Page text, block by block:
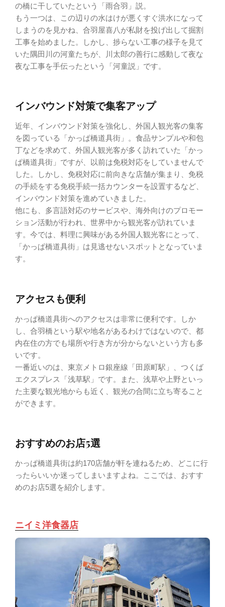
の橋に干していたという「雨合羽」説。
もう一つは、この辺りの水はけが悪くすぐ洪水になって
しまうのを見かね、合羽屋喜八が私財を投げ出して掘割
工事を始めました。しかし、捗らない工事の様子を見て
いた隅田川の河童たちが、川太郎の善行に感動して夜な
夜な工事を手伝ったという「河童説」です。
インバウンド対策で集客アップ
近年、インバウンド対策を強化し、外国人観光客の集客
を図っている「かっぱ橋道具街」。食品サンプルや和包
丁などを求めて、外国人観光客が多く訪れていた「かっ
ぱ橋道具街」ですが、以前は免税対応をしていませんで
した。しかし、免税対応に前向きな店舗が集まり、免税
の手続をする免税手続一括カウンターを設置するなど、
インバウンド対策を進めていきました。
他にも、多言語対応のサービスや、海外向けのプロモー
ション活動が行われ、世界中から観光客が訪れていま
す。今では、料理に興味がある外国人観光客にとって、
「かっぱ橋道具街」は見逃せないスポットとなっていま
す。
アクセスも便利
かっぱ橋道具街へのアクセスは非常に便利です。しか
し、合羽橋という駅や地名があるわけではないので、都
内在住の方でも場所や行き方が分からないという方も多
いです。
一番近いのは、東京メトロ銀座線「田原町駅」、つくば
エクスプレス「浅草駅」です。また、浅草や上野といっ
た主要な観光地からも近く、観光の合間に立ち寄ること
ができます。
おすすめのお店5選
かっぱ橋道具街は約170店舗が軒を連ねるため、どこに行
ったらいいか迷ってしまいますよね。ここでは、おすす
めのお店5選を紹介します。
ニイミ洋食器店